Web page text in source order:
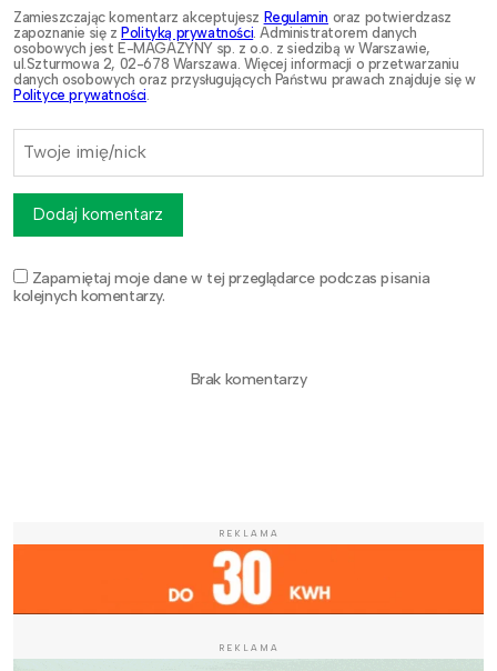
Zamieszczając komentarz akceptujesz Regulamin oraz potwierdzasz
zapoznanie się zPolityką prywatności . Administratorem danych
osobowych jest E-MAGAZYNY sp. z o.o. z siedzibą w Warszawie,
ul.Szturmowa 2, 02-678 Warszawa. Więcej informacji o przetwarzaniu
danych osobowych oraz przysługujących Państwu prawach znajduje się w
Polityce prywatności
Zapamiętaj moje dane w tej przeglądarce podczas pisania
kolejnych komentarzy.
Dodaj komentarz
Brak komentarzy
REKLAMA
REKLAMA